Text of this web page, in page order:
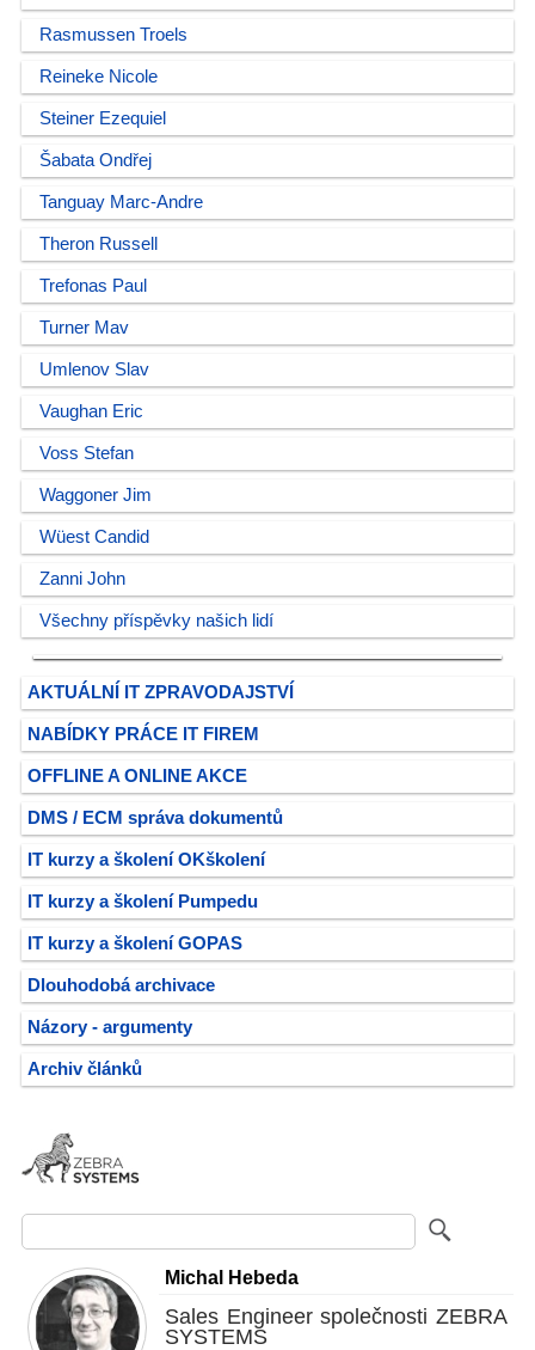
Rasmussen Troels
Reineke Nicole
Steiner Ezequiel
Šabata Ondřej
Tanguay Marc-Andre
Theron Russell
Trefonas Paul
Turner Mav
Umlenov Slav
Vaughan Eric
Voss Stefan
Waggoner Jim
Wüest Candid
Zanni John
Všechny příspěvky našich lidí
AKTUÁLNÍ IT ZPRAVODAJSTVÍ
NABÍDKY PRÁCE IT FIREM
OFFLINE A ONLINE AKCE
DMS / ECM správa dokumentů
IT kurzy a školení OKškolení
IT kurzy a školení Pumpedu
IT kurzy a školení GOPAS
Dlouhodobá archivace
Názory - argumenty
Archiv článků
Michal Hebeda
Sales Engineer společnosti ZEBRA
SYSTEMS